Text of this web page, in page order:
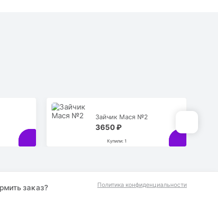
Купили: 1
Зайчик Мася №2
3650 ₽
заĸаз? Политика конфиденциальности